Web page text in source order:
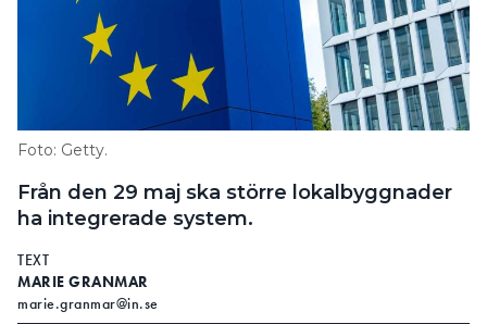
Foto: Getty.
Från den 29 maj ska större lokalbyggnader
ha integrerade system.
TEXT
MARIE GRANMAR
marie.granmar@in.se